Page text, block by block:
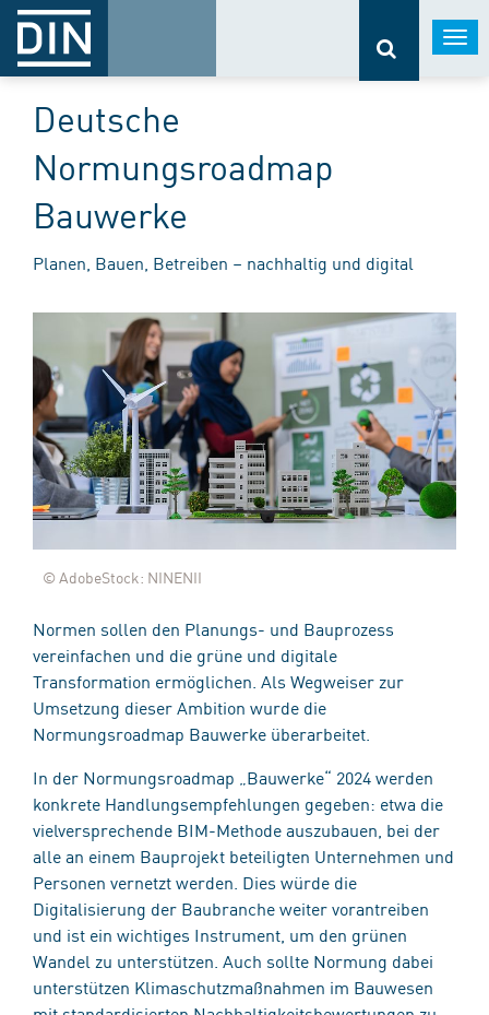
Deutsche
Normungsroadmap
Bauwerke
Planen, Bauen, Betreiben – nachhaltig und digital
© AdobeStock: NINENII
Normen sollen den Planungs- und Bauprozess
vereinfachen und die grüne und digitale
Transformation ermöglichen. Als Wegweiser zur
Umsetzung dieser Ambition wurde die
Normungsroadmap Bauwerke überarbeitet.
In der Normungsroadmap „Bauwerke“ 2024 werden
konkrete Handlungsempfehlungen gegeben: etwa die
vielversprechende BIM-Methode auszubauen, bei der
alle an einem Bauprojekt beteiligten Unternehmen und
Personen vernetzt werden. Dies würde die
Digitalisierung der Baubranche weiter vorantreiben
und ist ein wichtiges Instrument, um den grünen
Wandel zu unterstützen. Auch sollte Normung dabei
unterstützen Klimaschutzmaßnahmen im Bauwesen